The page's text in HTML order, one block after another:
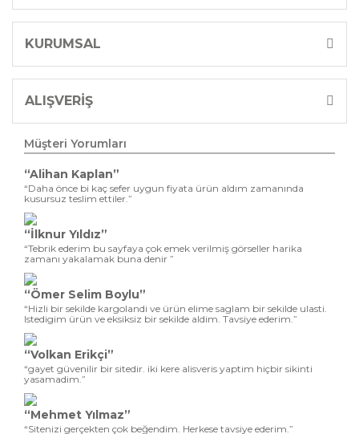
KURUMSAL
ALIŞVERİŞ
Müşteri Yorumları
“Alihan Kaplan”
“Daha önce bi kaç sefer uygun fiyata ürün aldım zamanında
kusursuz teslim ettiler.”
“İlknur Yıldız”
“Tebrik ederim bu sayfaya çok emek verilmiş görseller harika
zamanı yakalamak buna denir ”
“Ömer Selim Boylu”
“Hizli bir sekilde kargolandi ve ürün elime saglam bir sekilde ulasti.
Istedigim ürün ve eksiksiz bir sekilde aldim. Tavsiye ederim.”
“Volkan Erikçi”
“gayet güvenilir bir sitedir. iki kere alisveris yaptim hiçbir sikinti
yasamadim.”
“Mehmet Yılmaz”
“Sitenizi gerçekten çok beğendim. Herkese tavsiye ederim.”